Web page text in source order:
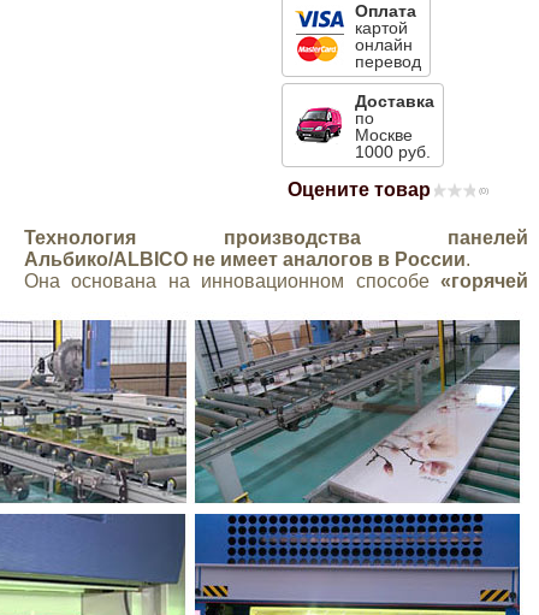
Оплата
картой
онлайн
перевод
Доставка
по
Москве
1000 руб.
Оцените товар (0)
Технология производства панелей
Альбико/ALBICO не имеет аналогов в России.
Она основана на инновационном способе«горячей
Renault
Suzuki
Toyota
Volkswagen
Дополнительные товары